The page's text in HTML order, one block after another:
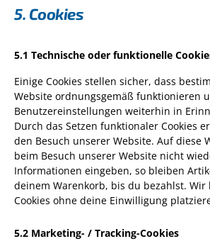
5. Cookies
5.1 Technische oder funktionelle
Einige Cookies stellen sicher, dass
Website ordnungsgemäß funktionieren
Benutzereinstellungen weiterhin in
Durch das Setzen funktionaler Cookies
den Besuch unserer Website. Auf diese
beim Besuch unserer Website nicht
Informationen eingeben, so bleiben
deinem Warenkorb, bis du bezahlst. Wir
Cookies ohne deine Einwilligung
5.2 Marketing- / Tracking-Cookies